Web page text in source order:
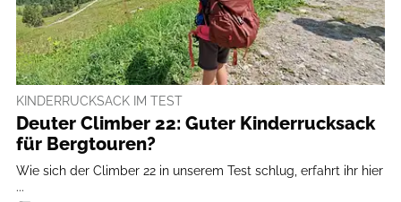
KINDERRUCKSACK IM TEST
Deuter Climber 22: Guter Kinderrucksack
für Bergtouren?
Wie sich der Climber 22 in unserem Test schlug, erfahrt ihr hier
...